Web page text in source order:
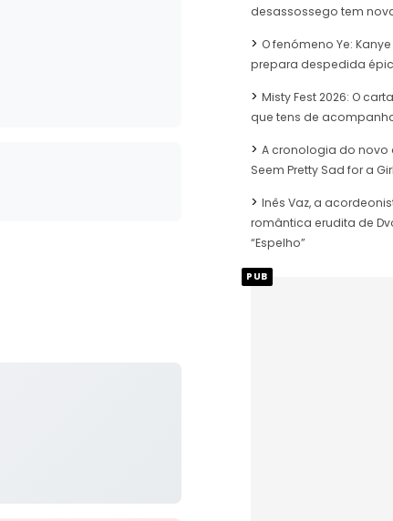
desassossego tem
O fenómeno Ye:
prepara despedida
Misty Fest 2026: O
que tens de
A cronologia do novo
Seem Pretty Sad for a
Inês Vaz, a
romântica erudita de
“Espelho”
PUB